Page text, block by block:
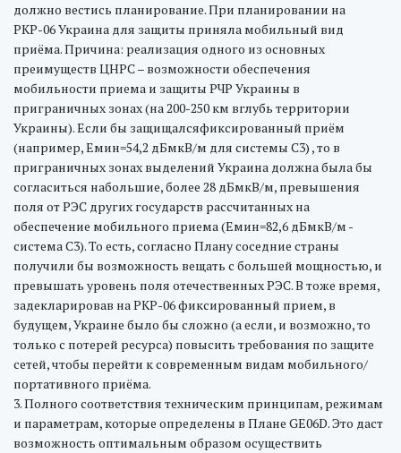
должно вестись планирование. При планировании на
РКР-06 Украина для защиты приняла мобильный вид
приёма. Причина: реализация одного из основных
преимуществ ЦНРС – возможности обеспечения
мобильности приема и защиты РЧР Украины в
приграничных зонах (на 200-250 км вглубь территории
Украины). Если бы защищалсяфиксированный приём
(например, Емин=54,2 дБмкВ/м для системы С3) , то в
приграничных зонах выделений Украина должна была бы
согласиться набольшие, более 28 дБмкВ/м, превышения
поля от РЭС других государств рассчитанных на
обеспечение мобильного приема (Емин=82,6 дБмкВ/м -
система С3). То есть, согласно Плану соседние страны
получили бы возможность вещать с большей мощностью, и
превышать уровень поля отечественных РЭС. В тоже время,
задекларировав на РКР-06 фиксированный прием, в
будущем, Украине было бы сложно (а если, и возможно, то
только с потерей ресурса) повысить требования по защите
сетей, чтобы перейти к современным видам мобильного/
портативного приёма.
3. Полного соответствия техническим принципам, режимам
и параметрам, которые определены в Плане GE06D. Это даст
возможность оптимальным образом осуществить